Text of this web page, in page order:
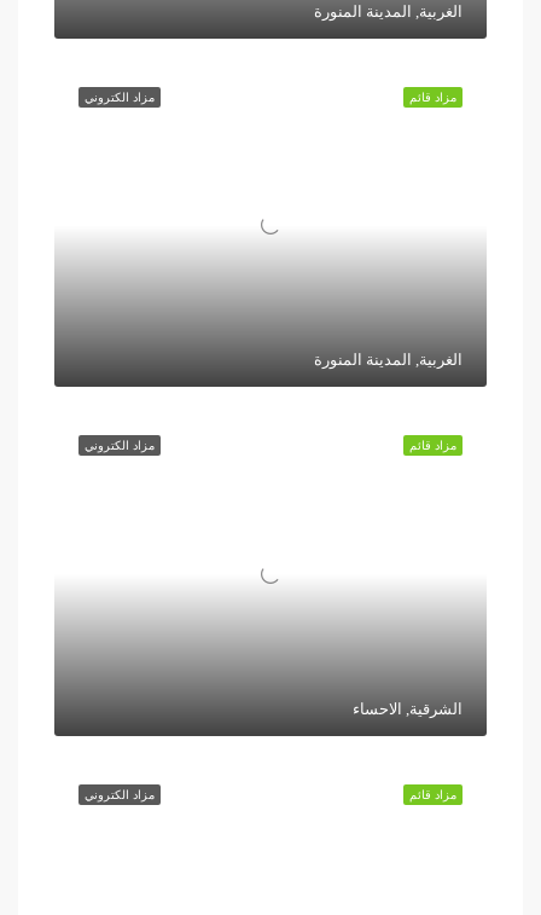
الغربية, المدينة المنورة
مزاد الكتروني مزاد قائم
الغربية, المدينة المنورة
مزاد الكتروني مزاد قائم
الشرقية, الاحساء
مزاد الكتروني مزاد قائم